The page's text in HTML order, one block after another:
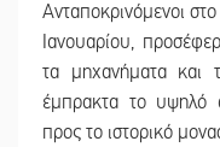
Ανταποκρινόμενοι
Ιανουαρίου,
τα μηχανήματα και
έμπρακτα το υψηλό
προς το ιστορικό